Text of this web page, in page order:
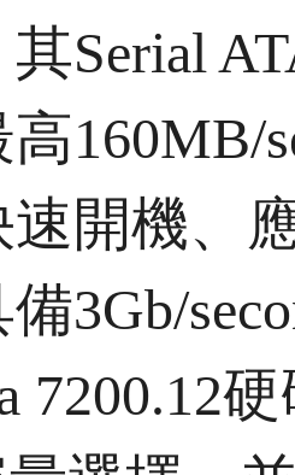
Serial
160MB/
開機、
3Gb/
7200.12